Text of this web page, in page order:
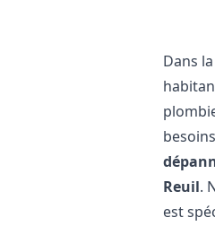
Dans
Reuil.
est